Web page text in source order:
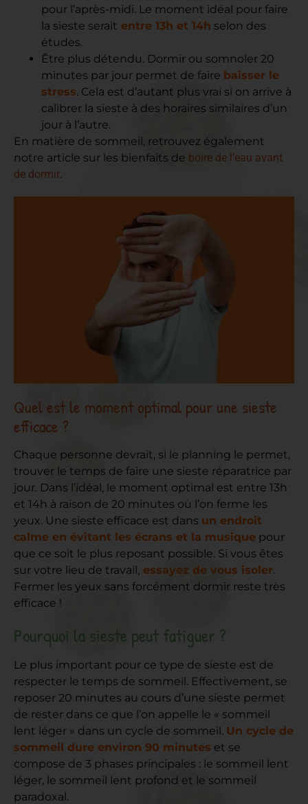
pour l’après-midi. Le moment idéal pour faire
la sieste serait entre 13h et 14h selon des
études.
Être plus détendu. Dormir ou somnoler 20
minutes par jour permet de faire baisser le
stress. Cela est d’autant plus vrai si on arrive à
calibrer la sieste à des horaires similaires d’un
jour à l’autre.
En matière de sommeil, retrouvez également
notre article sur les bienfaits de boire de l’eau avant
de dormir.
Quel est le moment optimal pour une sieste
efficace ?
Chaque personne devrait, si le planning le permet,
trouver le temps de faire une sieste réparatrice par
jour. Dans l’idéal, le moment optimal est entre 13h
et 14h à raison de 20 minutes où l’on ferme les
yeux. Une sieste efficace est dans un endroit
calme en évitant les écrans et la musique pour
que ce soit le plus reposant possible. Si vous êtes
sur votre lieu de travail, essayez de vous isoler.
Fermer les yeux sans forcément dormir reste très
efficace !
Pourquoi la sieste peut fatiguer ?
Le plus important pour ce type de sieste est de
respecter le temps de sommeil. Effectivement, se
reposer 20 minutes au cours d’une sieste permet
de rester dans ce que l’on appelle le « sommeil
lent léger » dans un cycle de sommeil. Un cycle de
sommeil dure environ 90 minutes et se
compose de 3 phases principales : le sommeil lent
léger, le sommeil lent profond et le sommeil
paradoxal.